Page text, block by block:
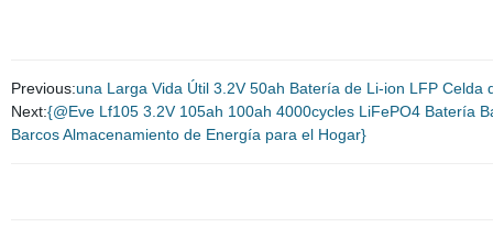
Previous:una Larga Vida Útil 3.2V 50ah Batería de Li-ion LFP Celda
Next:{@Eve Lf105 3.2V 105ah 100ah 4000cycles LiFePO4 Batería
Barcos Almacenamiento de Energía para el Hogar}